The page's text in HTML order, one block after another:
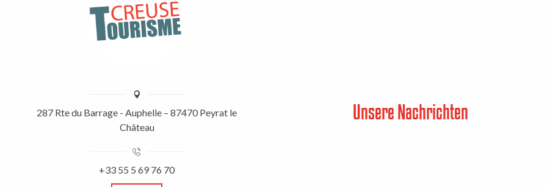
287 Rte du Barrage - Auphelle – 87470 Peyrat le
Château
+33 55 5 69 76 70
Unsere Nachrichten